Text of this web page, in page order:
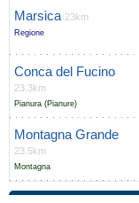
Marsica 23km
Regione
Conca del Fucino
23.3km
Pianura (Pianure)
Montagna Grande
23.5km
Montagna